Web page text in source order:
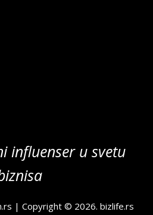
influenser u svetu
| Copyright © 2026.bizlife.rs